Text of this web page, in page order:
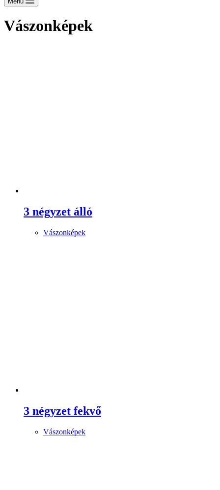
Vászonképek
3 négyzet álló
Vászonképek
3 négyzet fekvő
Vászonképek